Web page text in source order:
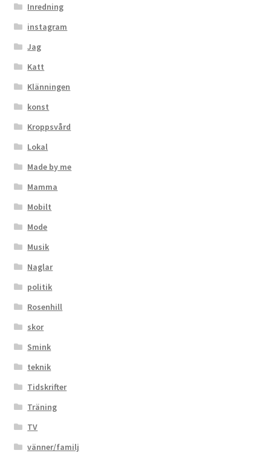
Inredning
instagram
Jag
Katt
Klänningen
konst
Kroppsvård
Lokal
Made by me
Mamma
Mobilt
Mode
Musik
Naglar
politik
Rosenhill
skor
Smink
teknik
Tidskrifter
Träning
TV
vänner/familj